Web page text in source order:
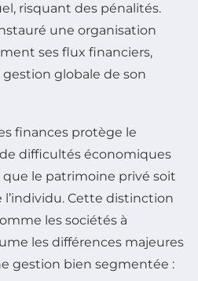
risquant des pénalités.
une organisation
ses flux financiers,
globale de son
finances protège le
difficultés économiques
que le patrimoine privé soit
Cette distinction
les sociétés à
les différences majeures
gestion bien segmentée :